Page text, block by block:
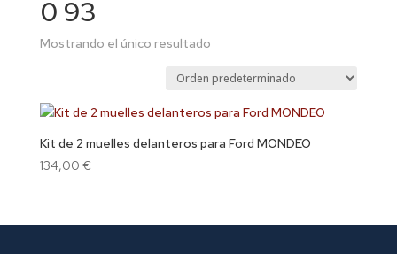
0 93
Mostrando el único resultado
Kit de 2 muelles delanteros para Ford MONDEO
134,00 €